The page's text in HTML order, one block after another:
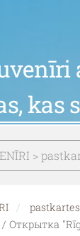
kas
>
pastkartes
Открытка